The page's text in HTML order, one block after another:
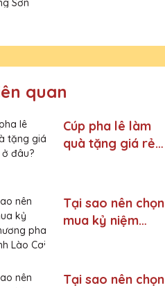
quan
Cúp pha lê làm
quà tặng giá rẻ
Tại sao nên chọn
mua kỷ niệm
Tại sao nên chọn